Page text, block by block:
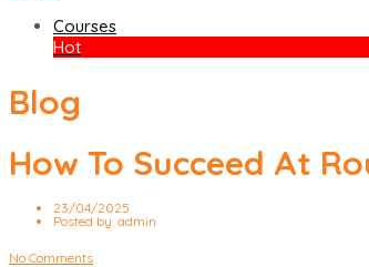
Courses
Hot
Blog
How To Succeed At
23/04/2025
Posted by: admin
No Comments